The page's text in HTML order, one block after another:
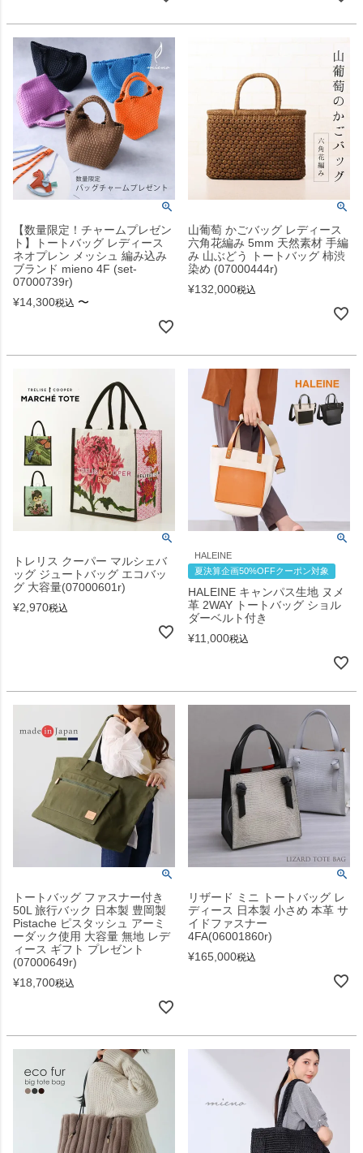
【数量限定！チャームプレゼン
ト】トートバッグ レディース
ネオプレン メッシュ 編み込み
ブランド mieno 4F (set-
07000739r)
¥14,300税込 〜
山葡萄 かごバッグ レディース
六角花編み 5mm 天然素材 手編
み 山ぶどう トートバッグ 柿渋
染め (07000444r)
¥132,000税込
トレリス クーパー マルシェバ
ッグ ジュートバッグ エコバッ
グ 大容量(07000601r)
¥2,970税込
HALEINE
夏決算企画50%OFFクーポン対象
HALEINE キャンパス生地 ヌメ
革 2WAY トートバッグ ショル
ダーベルト付き
¥11,000税込
トートバッグ ファスナー付き
50L 旅行バック 日本製 豊岡製
Pistache ピスタッシュ アーミ
ーダック使用 大容量 無地 レデ
ィース ギフト プレゼント
(07000649r)
¥18,700税込
リザード ミニ トートバッグ レ
ディース 日本製 小さめ 本革 サ
イドファスナー
4FA(06001860r)
¥165,000税込